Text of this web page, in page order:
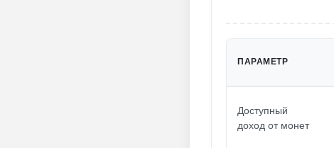
ПАРАМЕТР
Доступный
доход от монет